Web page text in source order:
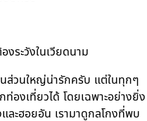
ระวังในเวียดนาม
นส่วนใหญ่น่ารักครับ แต่ในทุกๆ
องเที่ยวได้ โดยเฉพาะอย่างยิ่ง
ละฮอยอัน เรามาดูกลโกงที่พบ